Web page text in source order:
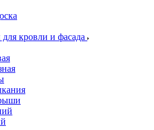
кровли и фасада